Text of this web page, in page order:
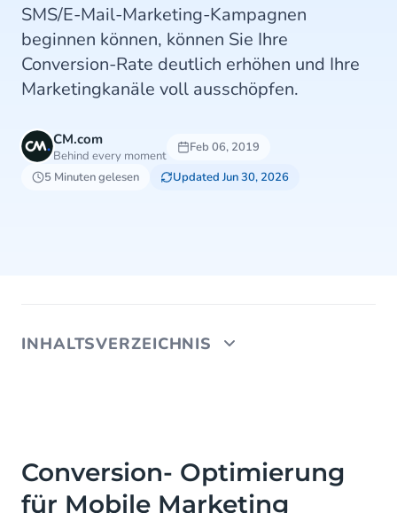
SMS/E-Mail-Marketing-Kampagnen
beginnen können, können Sie Ihre
Conversion-Rate deutlich erhöhen und Ihre
Marketingkanäle voll ausschöpfen.
CM.com
Behind every moment
Feb 06, 2019
5 Minuten gelesen
Updated Jun 30, 2026
INHALTSVERZEICHNIS
1. Aufbau einer Baseline für Mobile Marketing
2. Analysieren Sie die Ergebnisse der Botschaft,
Conversion- Optimierung
für Mobile Marketing